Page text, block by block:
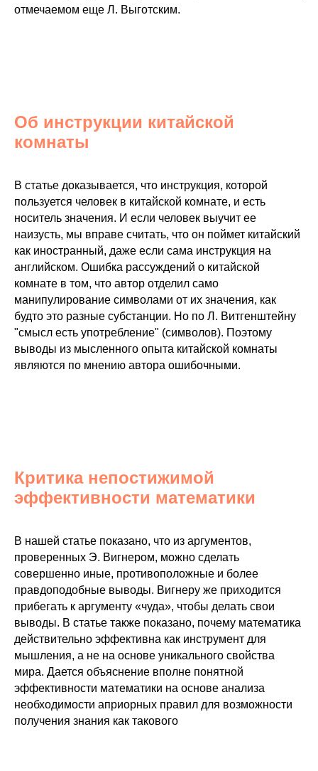
отмечаемом еще Л. Выготским.
Об инструкции китайской
комнаты
В статье доказывается, что инструкция, которой
пользуется человек в китайской комнате, и есть
носитель значения. И если человек выучит ее
наизусть, мы вправе считать, что он поймет китайский
как иностранный, даже если сама инструкция на
английском. Ошибка рассуждений о китайской
комнате в том, что автор отделил само
манипулирование символами от их значения, как
будто это разные субстанции. Но по Л. Витгенштейну
"смысл есть употребление" (символов). Поэтому
выводы из мысленного опыта китайской комнаты
являются по мнению автора ошибочными.
Критика непостижимой
эффективности математики
В нашей статье показано, что из аргументов,
проверенных Э. Вигнером, можно сделать
совершенно иные, противоположные и более
правдоподобные выводы. Вигнеру же приходится
прибегать к аргументу «чуда», чтобы делать свои
выводы. В статье также показано, почему математика
действительно эффективна как инструмент для
мышления, а не на основе уникального свойства
мира. Дается объяснение вполне понятной
эффективности математики на основе анализа
необходимости априорных правил для возможности
получения знания как такового